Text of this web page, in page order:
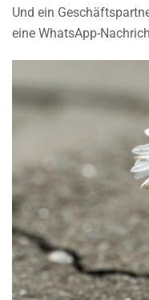
Und ein
eine WhatsApp-